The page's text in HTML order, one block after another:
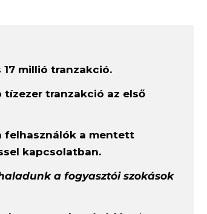
17 millió tranzakció.
tranzakció az első
felhasználók a mentett
kapcsolatban.
a fogyasztói szokások